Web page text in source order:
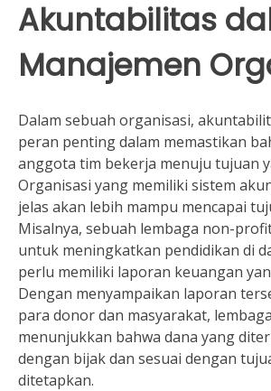
Akuntabilitas
Manajemen
Dalam sebuah organisasi,
peran penting dalam memastikan
anggota tim bekerja menuju tujuan
Organisasi yang memiliki sistem
jelas akan lebih mampu mencapai
Misalnya, sebuah lembaga non-
untuk meningkatkan pendidikan di
perlu memiliki laporan keuangan
Dengan menyampaikan laporan
para donor dan masyarakat,
menunjukkan bahwa dana yang
dengan bijak dan sesuai dengan
ditetapkan.